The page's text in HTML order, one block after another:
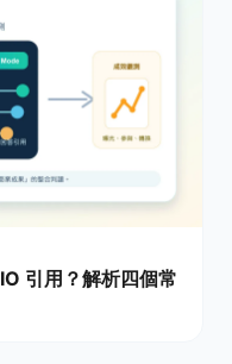
引用？解析四個常